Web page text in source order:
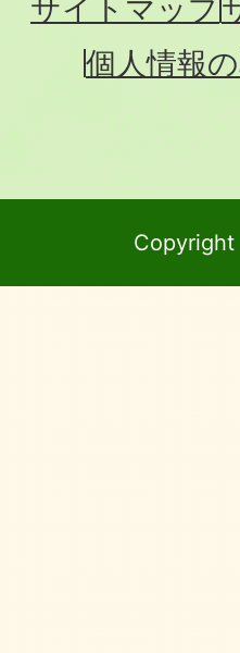
サイトマップ
個人情報